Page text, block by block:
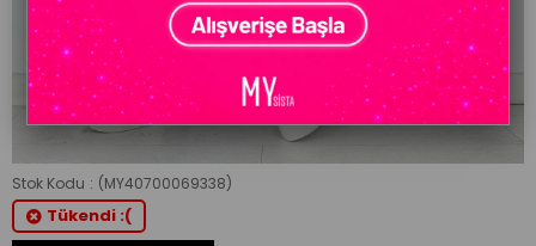
Stok Kodu (MY40700069338)
Tükendi :(